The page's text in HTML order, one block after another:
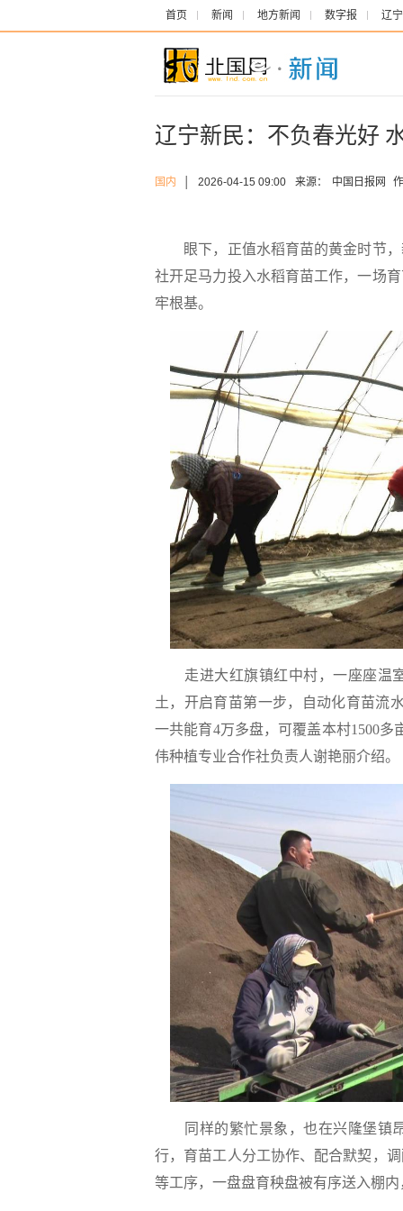
首页 新闻 地方新闻 数字报 辽
辽宁新民：不负春光好
国内 2026-04-15 09:00 来源： 中国日报网
眼下，正值水稻育苗的黄金时节，
社开足马力投入水稻育苗工作，一场
牢根基。
走进大红旗镇红中村，一座座温室
土，开启育苗第一步，自动化育苗流
一共能育4万多盘，可覆盖本村1500
伟种植专业合作社负责人谢艳丽介绍。
同样的繁忙景象，也在兴隆堡镇昂
行，育苗工人分工协作、配合默契，
等工序，一盘盘育秧盘被有序送入棚